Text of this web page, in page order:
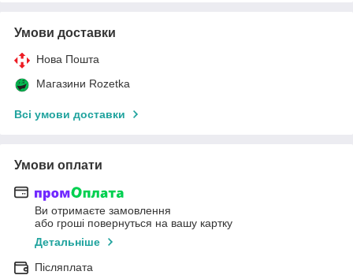
Умови доставки
Нова Пошта
Магазини Rozetka
Всі умови доставки
Умови оплати
Ви отримаєте замовлення
або гроші повернуться на вашу картку
Детальніше
Післяплата